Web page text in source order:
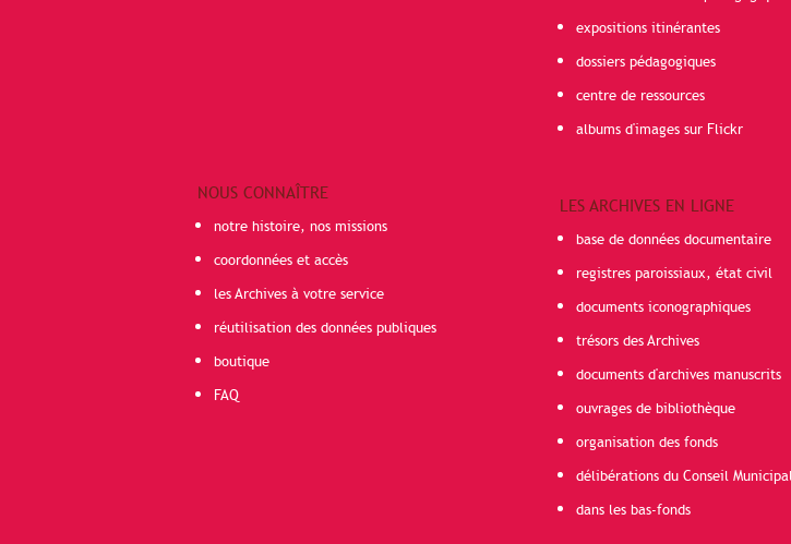
NOUS CONNAÎTRE
notre histoire, nos missions
coordonnées et accès
les Archives à votre service
réutilisation des données publiques
boutique
FAQ
expositions itinérantes
dossiers pédagogiques
centre de ressources
albums d'images sur Flickr
LES ARCHIVES EN LIGNE
base de données documentaire
registres paroissiaux, état civil
documents iconographiques
trésors des Archives
documents d'archives manuscrits
ouvrages de bibliothèque
organisation des fonds
délibérations du Conseil
dans les bas-fonds